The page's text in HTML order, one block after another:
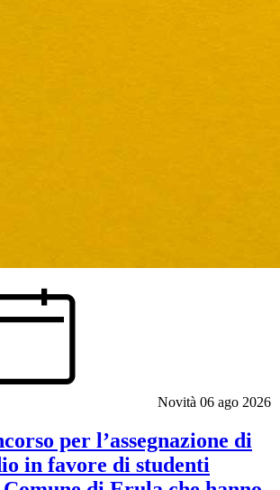
Novità 06 ago 2026
per l’assegnazione di
in favore di studenti